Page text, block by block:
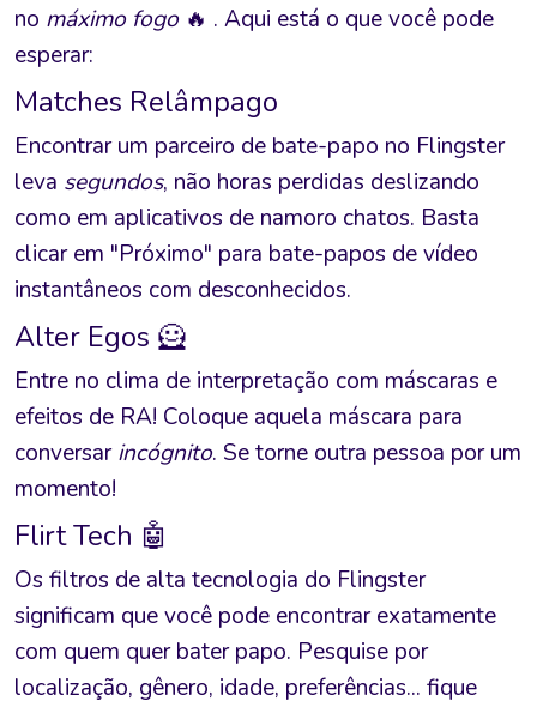
no máximo fogo🔥 . Aqui está o que você pode
esperar:
Matches Relâmpago
Encontrar um parceiro de bate-papo no Flingster
leva segundos, não horas perdidas deslizando
como em aplicativos de namoro chatos. Basta
clicar em "Próximo" para bate-papos de vídeo
instantâneos com desconhecidos.
Alter Egos 🦸
Entre no clima de interpretação com máscaras e
efeitos de RA! Coloque aquela máscara para
conversarincógnito. Se torne outra pessoa por um
momento!
Flirt Tech 🤖
Os filtros de alta tecnologia do Flingster
significam que você pode encontrar exatamente
com quem quer bater papo. Pesquise por
localização, gênero, idade, preferências... fique